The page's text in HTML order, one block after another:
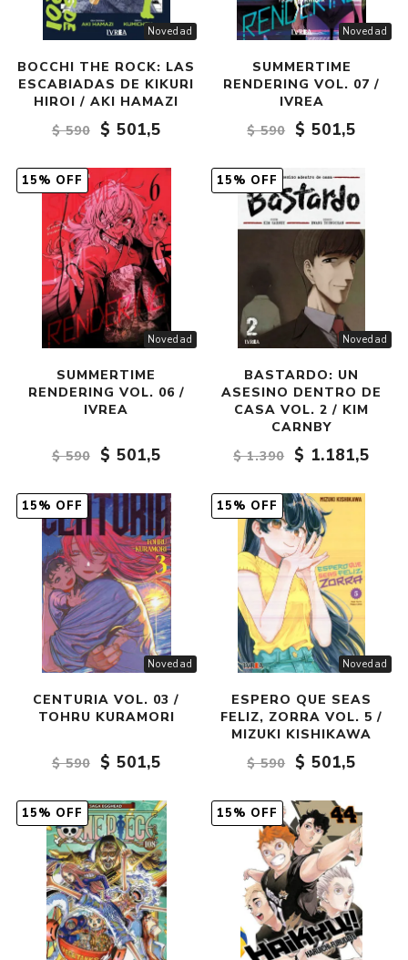
Novedad
BOCCHI THE ROCK: LAS
ESCABIADAS DE KIKURI
HIROI / AKI HAMAZI
$ 590
$ 501,5
Novedad
SUMMERTIME
RENDERING VOL. 07 /
IVREA
$ 590
$ 501,5
Novedad
15% OFF
SUMMERTIME
RENDERING VOL. 06 /
IVREA
$ 590 $ 501,5
Novedad
15% OFF
BASTARDO: UN
ASESINO DENTRO DE
CASA VOL. 2 / KIM
CARNBY
$ 1.390
$ 1.181,5
Novedad
15% OFF
CENTURIA VOL. 03 /
TOHRU KURAMORI
$ 590 $ 501,5
Novedad
15% OFF
ESPERO QUE SEAS
FELIZ, ZORRA VOL. 5 /
MIZUKI KISHIKAWA
$ 590
$ 501,5
15% OFF 15% OFF